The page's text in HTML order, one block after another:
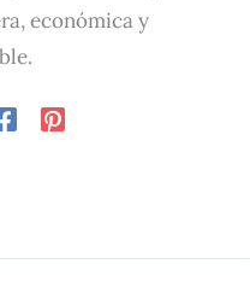
económica y